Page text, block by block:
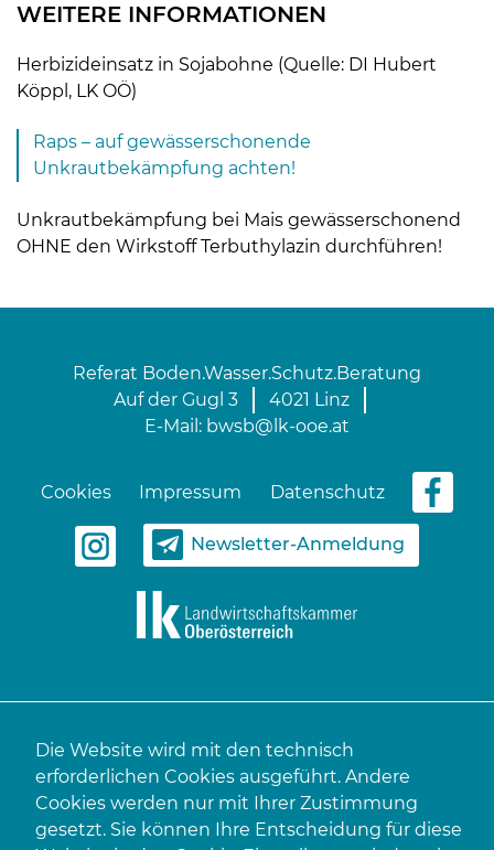
WEITERE INFORMATIONEN
Herbizideinsatz in Sojabohne (Quelle: DI Hubert
Köppl, LK OÖ)
Raps – auf gewässerschonende
Unkrautbekämpfung achten!
Unkrautbekämpfung bei Mais gewässerschonend
OHNE den Wirkstoff Terbuthylazin durchführen!
Referat Boden.Wasser.Schutz.Beratung
Auf der Gugl 3
4021 Linz
E-Mail: bwsb@lk-ooe.at
Cookies Impressum Datenschutz
Newsletter-Anmeldung
Die Website wird mit den technisch
erforderlichen Cookies ausgeführt. Andere
Cookies werden nur mit Ihrer Zustimmung
gesetzt. Sie können Ihre Entscheidung für diese